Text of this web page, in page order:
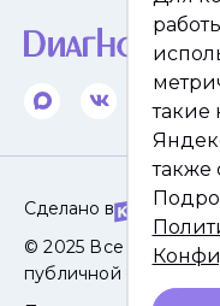
Сделано в
© 2025 Все права
публичной офертой.
такие
также